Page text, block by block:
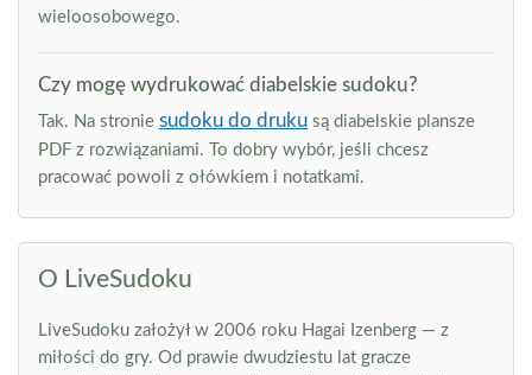
wieloosobowego.
Czy mogę wydrukować diabelskie sudoku?
Tak. Na stronie sudoku do druku są diabelskie plansze
PDF z rozwiązaniami. To dobry wybór, jeśli chcesz
pracować powoli z ołówkiem i notatkami.
O LiveSudoku
LiveSudoku założył w 2006 roku Hagai Izenberg — z
miłości do gry. Od prawie dwudziestu lat gracze